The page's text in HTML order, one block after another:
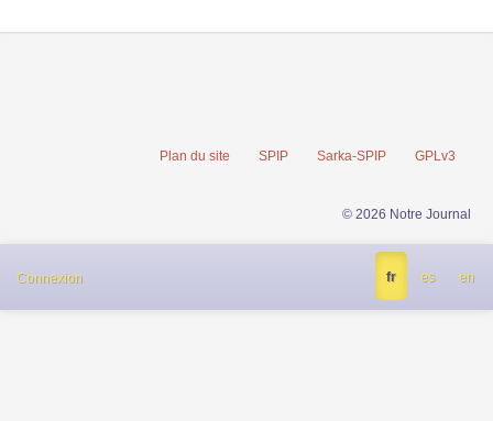
Plan du site SPIP Sarka-SPIP GPLv3
© 2026 Notre Journal
Connexion fr es en